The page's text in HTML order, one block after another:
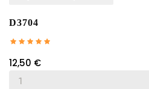
D3704
12,50 €